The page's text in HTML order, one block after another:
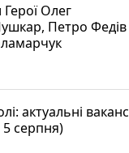
Герої Олег
Петро Федів
актуальні
серпня)